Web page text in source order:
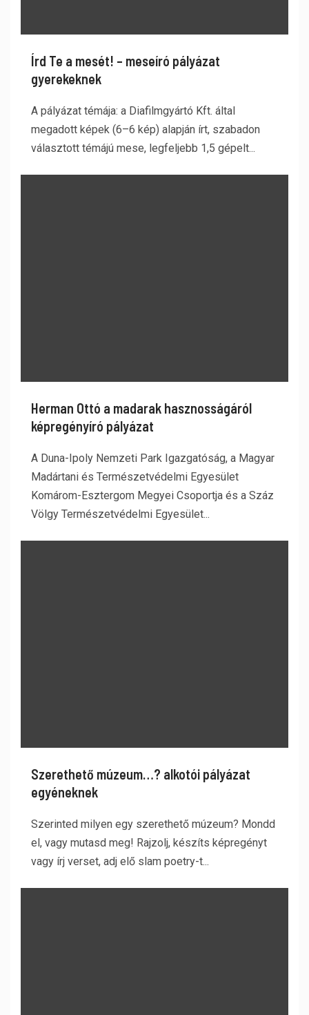
Írd Te a mesét! – meseíró pályázat
gyerekeknek
A pályázat témája: a Diafilmgyártó Kft. által
megadott képek (6–6 kép) alapján írt, szabadon
választott témájú mese, legfeljebb 1,5 gépelt...
Herman Ottó a madarak hasznosságáról
képregényíró pályázat
A Duna-Ipoly Nemzeti Park Igazgatóság, a Magyar
Madártani és Természetvédelmi Egyesület
Komárom-Esztergom Megyei Csoportja és a Száz
Völgy Természetvédelmi Egyesület...
Szerethető múzeum…? alkotói pályázat
egyéneknek
Szerinted milyen egy szerethető múzeum? Mondd
el, vagy mutasd meg! Rajzolj, készíts képregényt
vagy írj verset, adj elő slam poetry-t...